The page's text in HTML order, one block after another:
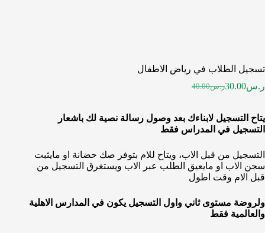
تسجيل الطلاب في رياض الاطفال
ر.س40.00 ر.س30.00
يتاح التسجيل لابناءك بعد وصول رسالة نصية لك باشعار
التسجيل في المدراس فقط
التسجيل من قبل الاب، ويتاح للام بتوفر صك حضانة او مايثبت
سجن الاب او مايعيق الطلب عبر الاب ويستغرق التسجيل من
قبل الام وقت اطول
ولروضة مستوى ثاني واول التسجيل يكون في المدارس الاهلية
والعالمية فقط